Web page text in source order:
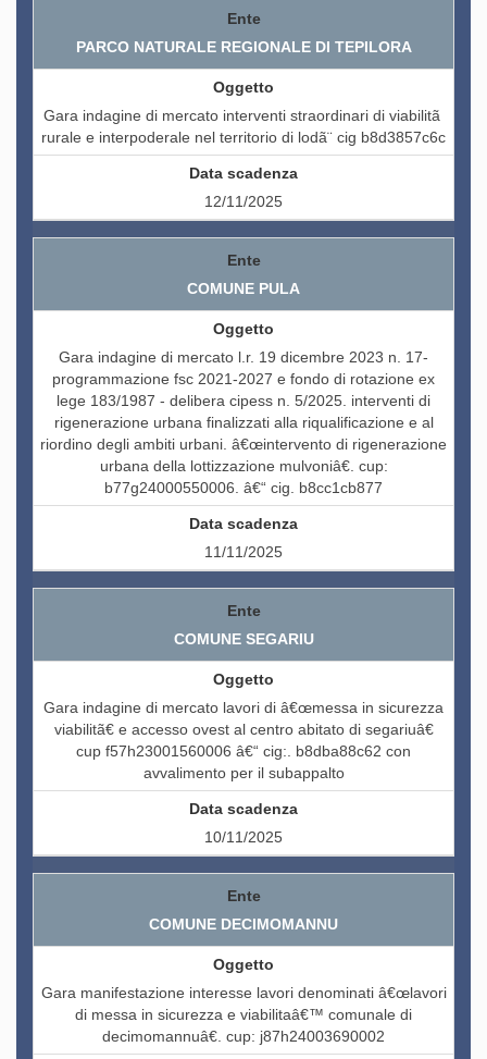
PARCO NATURALE REGIONALE DI TEPILORA
Gara indagine di mercato interventi straordinari di viabilitã
rurale e interpoderale nel territorio di lodã¨ cig b8d3857c6c
12/11/2025
COMUNE PULA
Gara indagine di mercato l.r. 19 dicembre 2023 n. 17-
programmazione fsc 2021-2027 e fondo di rotazione ex
lege 183/1987 - delibera cipess n. 5/2025. interventi di
rigenerazione urbana finalizzati alla riqualificazione e al
riordino degli ambiti urbani. â€œintervento di rigenerazione
urbana della lottizzazione mulvoniâ€. cup:
b77g24000550006. â€“ cig. b8cc1cb877
11/11/2025
COMUNE SEGARIU
Gara indagine di mercato lavori di â€œmessa in sicurezza
viabilitã€ e accesso ovest al centro abitato di segariuâ€
cup f57h23001560006 â€“ cig:. b8dba88c62 con
avvalimento per il subappalto
10/11/2025
COMUNE DECIMOMANNU
Gara manifestazione interesse lavori denominati â€œlavori
di messa in sicurezza e viabilitaâ€™ comunale di
decimomannuâ€. cup: j87h24003690002